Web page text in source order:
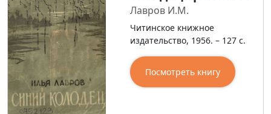
Лавров И.М.
Читинское книжное
издательство, 1956. – 127 с.
Посмотреть книгу